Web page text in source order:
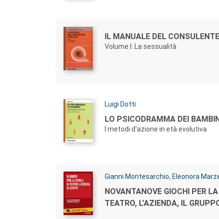
Autori:
Titolo:
IL MANUALE DEL
Volume I: La sessualità
Autori:
Luigi Dotti
Titolo:
LO PSICODRAMMA DEI
I metodi d'azione in età evolutiva
Autori:
Gianni Montesarchio, Eleonora
Titolo:
NOVANTANOVE GIOCHI PER
TEATRO, L'AZIENDA, IL